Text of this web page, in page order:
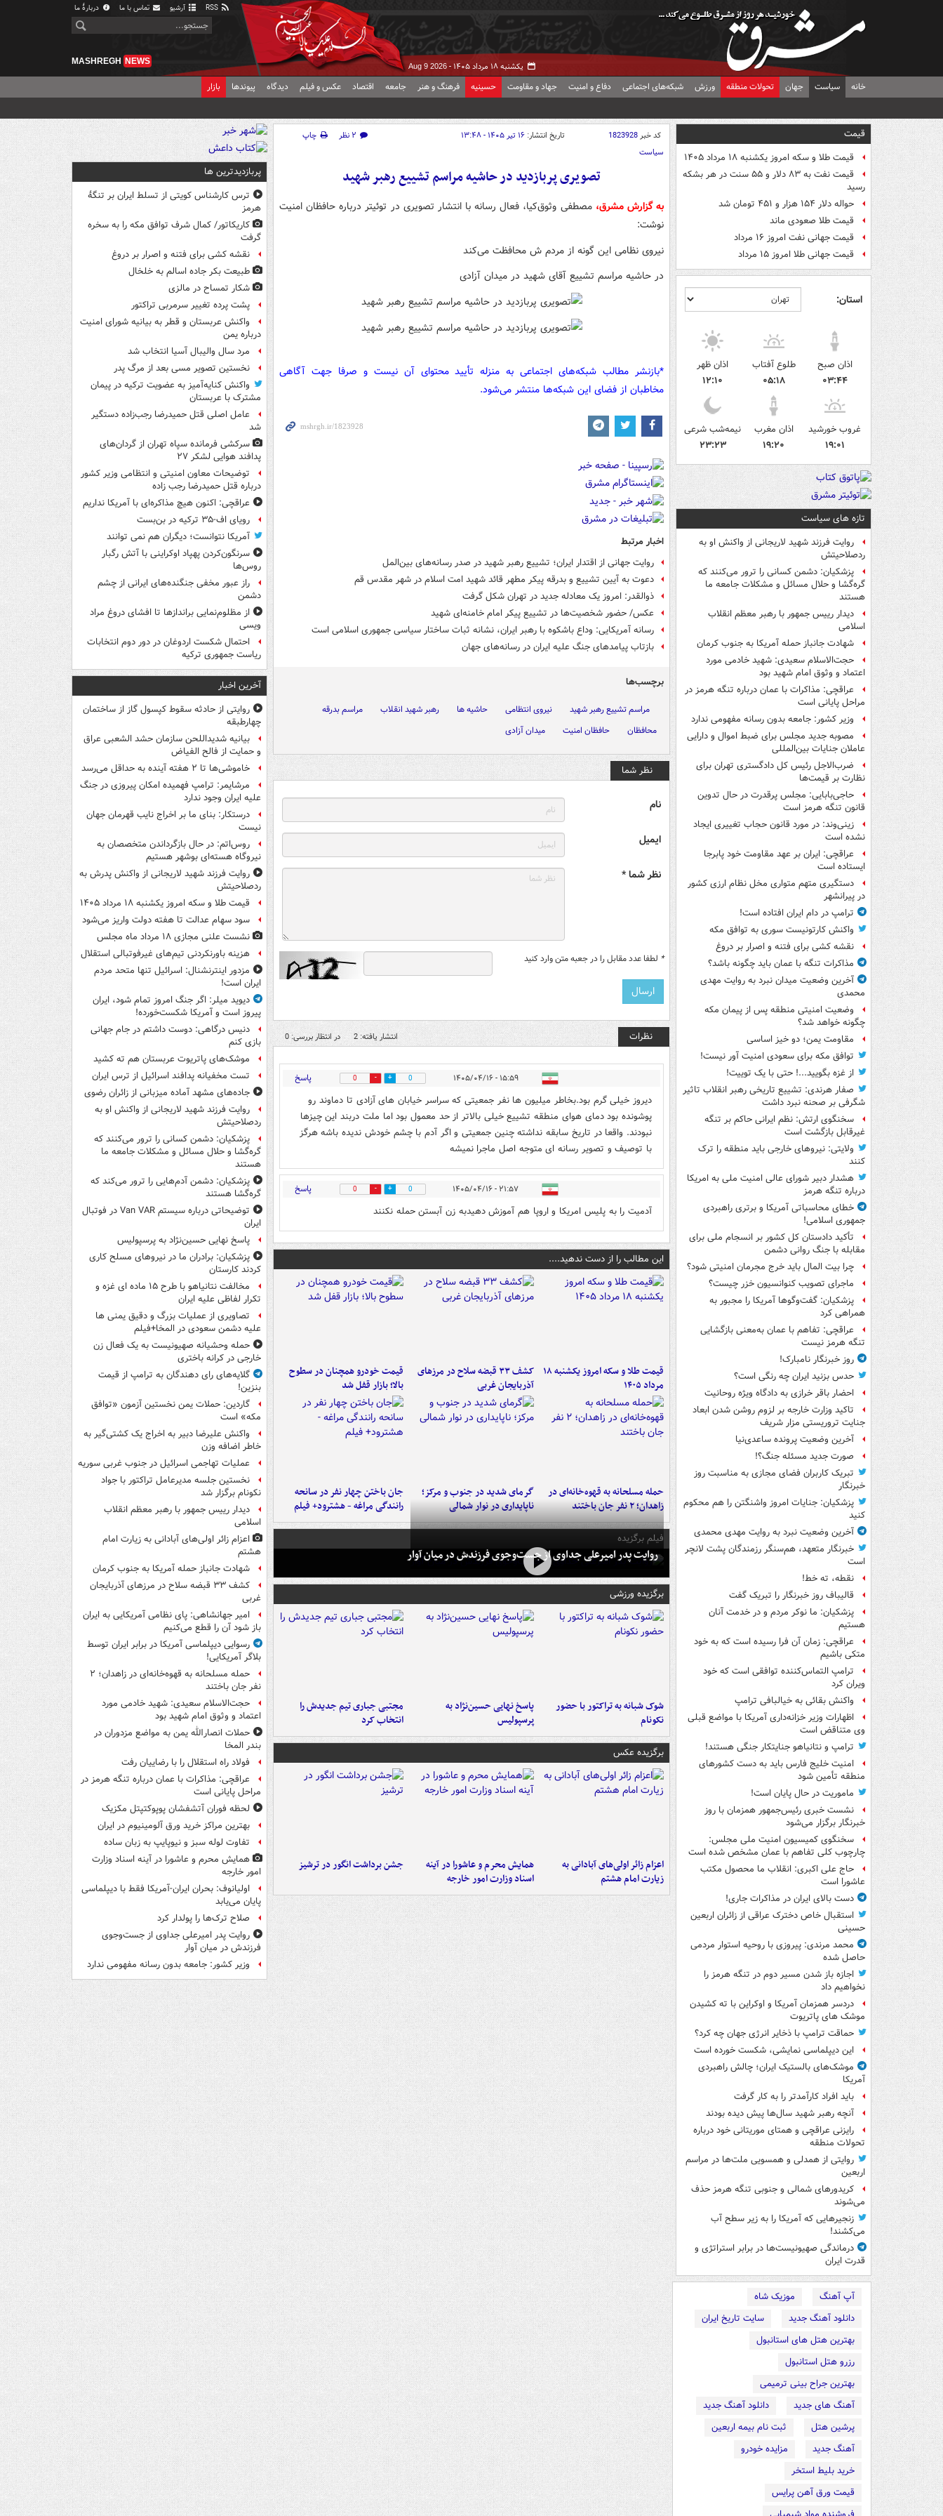
آرشیو تماس با ما دربارهٔ ما
یکشنبه ۱۸ مرداد ۱۴۰۵ - Aug 9 2026
MASHREGH NEWS
خانه سیاست جهان تحولات منطقه ورزش شبکه‌های اجتماعی دفاع و امنیت جهاد و مقاومت حسینیه فرهنگ و هنر جامعه اقتصاد عکس و فیلم دیدگاه پیوندها بازار
قیمت
قیمت طلا و سکه امروز یکشنبه ۱۸ مرداد ۱۴۰۵
قیمت نفت به ۸۳ دلار و ۵۵ سنت در هر بشکه
رسید
حواله دلار ۱۵۴ هزار و ۴۵۱ تومان شد
قیمت طلا صعودی ماند
قیمت جهانی نفت امروز ۱۶ مرداد
قیمت جهانی طلا امروز ۱۵ مرداد
استان:
اذان صبح
۰۳:۴۴
طلوع آفتاب
۰۵:۱۸
اذان ظهر
۱۲:۱۰
غروب خورشید
۱۹:۰۱
اذان مغرب
۱۹:۲۰
نیمه‌شب شرعی
۲۳:۲۳
تازه های سیاست
روایت فرزند شهید لاریجانی از واکنش او به
ردصلاحیتش
پزشکیان: دشمن کسانی را ترور می‌کنند که
گره‌گشا و حلال مسائل و مشکلات جامعه ما
هستند
دیدار رییس جمهور با رهبر معظم انقلاب
اسلامی
شهادت جانباز حمله آمریکا به جنوب کرمان
حجت‌الاسلام سعیدی: شهید خادمی مورد
اعتماد و وثوق امام شهید بود
عراقچی: مذاکرات با عمان درباره تنگه هرمز در
مراحل پایانی است
وزیر کشور: جامعه بدون رسانه مفهومی ندارد
مصوبه جدید مجلس برای ضبط اموال و دارایی
عاملان جنایات بین‌المللی
ضرب‌الاجل رئیس کل دادگستری تهران برای
نظارت بر قیمت‌ها
حاجی‌بابایی: مجلس پرقدرت در حال تدوین
قانون تنگه هرمز است
زینی‌وند: در مورد قانون حجاب تغییری ایجاد
نشده است
عراقچی: ایران بر عهد مقاومت خود پابرجا
ایستاده است
دستگیری متهم متواری مخل نظام ارزی کشور
در پیرانشهر
ترامپ در دام ایران افتاده است!
واکنش کارتونیست سوری به توافق مکه
نقشه کشی برای فتنه و اصرار بر دروغ
مذاکرات تنگه با عمان باید چگونه باشد؟
آخرین وضعیت میدان نبرد به روایت مهدی
محمدی
وضعیت امنیتی منطقه پس از پیمان مکه
چگونه خواهد شد؟
مقاومت یمن؛ دو خیز اساسی
توافق مکه برای سعودی امنیت آور نیست!
از غزه بگویید...! حتی با یک توییت!
صفار هرندی: تشییع تاریخی رهبر انقلاب تاثیر
شگرفی بر صحنه نبرد داشت
سخنگوی ارتش: نظم ایرانی حاکم بر تنگه
غیرقابل بازگشت است
ولایتی: نیروهای خارجی باید منطقه را ترک
کنند
هشدار دبیر شورای عالی امنیت ملی به امریکا
درباره تنگه هرمز
خطای محاسباتی آمریکا و برتری راهبردی
جمهوری اسلامی!
تأکید دادستان کل کشور بر انسجام ملی برای
مقابله با جنگ روانی دشمن
چرا بیت المال باید خرج مجرمان امنیتی شود؟
ماجرای تصویب کنوانسیون خزر چیست؟
پزشکیان: گفت‌وگوها آمریکا را مجبور به
همراهی کرد
عراقچی: تفاهم با عمان به‌معنی بازگشایی
تنگه هرمز نیست
روز خبرنگار نامبارک!
حدس بزنید ایران چه رنگی است؟
احضار باقر خرازی به دادگاه ویژه روحانیت
تاکید وزارت خارجه بر لزوم روشن شدن ابعاد
جنایت تروریستی مزار شریف
آخرین وضعیت پرونده ساعدی‌نیا
صورت جدید مسئله جنگ؟!
تبریک کاربران فضای مجازی به مناسبت روز
خبرنگار
پزشکیان: جنایات امروز واشنگتن را هم محکوم
کنید
آخرین وضعیت نبرد به روایت مهدی محمدی
خبرنگار متعهد، هم‌سنگر رزمندگان پشت لانچر
است
نقطه، ته خط!
قالیباف روز خبرنگار را تبریک گفت
پزشکیان: ما نوکر مردم و در خدمت آنان
هستیم
عراقچی: زمان آن فرا رسیده است که به خود
متکی باشیم
ترامپ التماس‌کننده توافقی است که خود
ویران کرد
واکنش بقائی به خیالبافی ترامپ
اظهارات وزیر خزانه‌داری آمریکا با مواضع قبلی
وی متناقض است
ترامپ و نتانیاهو جنایتکار جنگی هستند!
امنیت خلیج فارس باید به دست کشورهای
منطقه تأمین شود
ماموریت در حال پایان است!
نشست خبری رئیس‌جمهور همزمان با روز
خبرنگار برگزار می‌شود
سخنگوی کمیسیون امنیت ملی مجلس:
چارچوب کلی تفاهم با عمان مشخص شده است
حاج علی اکبری: انقلاب ما محصول مکتب
عاشورا است
دست بالای ایران در مذاکرات جاری!
استقبال خاص دخترک عراقی از زائران اربعین
حسینی
محمد مرندی: پیروزی با روحیه استوار مردمی
حاصل شده
اجازه باز شدن مسیر دوم در تنگه هرمز را
نخواهیم داد
دردسر همزمان آمریکا و اوکراین با ته کشیدن
موشک های پاتریوت
حماقت ترامپ با ذخایر انرژی جهان چه کرد؟
این دیپلماسی نمایشی، شکست خورده است
موشک‌های بالستیک ایران؛ چالش راهبردی
آمریکا
باید افراد کارآمدتر را به کار گرفت
آنچه رهبر شهید سال‌ها پیش دیده بودند
رایزنی عراقچی و همتای موریتانی خود درباره
تحولات منطقه
روایتی از همدلی و همسویی ملت‌ها در مراسم
اربعین
کریدورهای شمالی و جنوبی تنگه هرمز حذف
می‌شوند
زنجیرهایی که آمریکا را به زیر سطح آب
می‌کشند!
درماندگی صهیونیست‌ها در برابر استراتژی و
قدرت ایران
آپ آهنگ
موزیک شاه
دانلود آهنگ جدید
سایت تاریخ ایران
بهترین هتل های استانبول
رزرو هتل استانبول
بهترین جراح بینی ترمیمی
آهنگ های جدید
دانلود آهنگ جدید
پرشین هتل
ثبت نام بیمه اربعین
آهنگ جدید
مزایده خودرو
خرید بلیط استخر
قیمت ورق آهن پرایس
کد خبر1823928 تاریخ انتشار: ۱۶ تیر ۱۴۰۵ - ۱۳:۴۸ ۲ نظر
چاپ
سیاست
تصویری پربازدید در حاشیه مراسم تشییع رهبر شهید
به گزارش مشرق، مصطفی وثوق‌کیا، فعال رسانه با انتشار تصویری در توئیتر درباره حافظان امنیت
نوشت:
نیروی نظامی این گونه از مردم ش محافظت می‌کند
در حاشیه مراسم تشییع آقای شهید در میدان آزادی
*بازنشر مطالب شبکه‌های اجتماعی به منزله تأیید محتوای آن نیست و صرفا جهت آگاهی
مخاطبان از فضای این شبکه‌ها منتشر می‌شود.
اخبار مرتبط
روایت جهانی از اقتدار ایران؛ تشییع رهبر شهید در صدر رسانه‌های بین‌المل
دعوت به آیین تشییع و بدرقه پیکر مطهر قائد شهید امت اسلام در شهر مقدس قم
ذوالقدر: امروز یک معادله جدید در تهران شکل گرفت
عکس/ حضور شخصیت‌ها در تشییع پیکر امام خامنه‌ای شهید
رسانه آمریکایی: وداع باشکوه با رهبر ایران، نشانه ثبات ساختار سیاسی جمهوری اسلامی است
بازتاب پیامدهای جنگ علیه ایران در رسانه‌های جهان
برچسب‌ها
مراسم تشییع رهبر شهید نیروی انتظامی حاشیه ها رهبر شهید انقلاب
مراسم بدرقه
محافظان
حافظان امنیت میدان آزادی
نظر شما
نام
ایمیل
نظر شما *
* لطفا عدد مقابل را در جعبه متن وارد کنید
نظرات انتشار یافته: 2 در انتظار بررسی: 0
۱۵:۵۹ - ۱۴۰۵/۰۴/۱۶ 0
0 پاسخ
دیروز خیلی گرم بود.بخاطر میلیون ها نفر جمعیتی که سراسر خیابان های آزادی تا دماوند رو
پوشونده بود دمای هوای منطقه تشییع خیلی بالاتر از حد معمول بود اما ملت دربند این چیزها
نبودند. واقعا در تاریخ سابقه نداشته چنین جمعیتی و اگر آدم با چشم خودش ندیده باشه هرگز
با توصیف و تصویر رسانه ای متوجه اصل ماجرا نمیشه
۲۱:۵۷ - ۱۴۰۵/۰۴/۱۶ 0
0 پاسخ
آدمیت را به پلیس امریکا و اروپا هم آموزش دهیدبه زن آبستن حمله نکنند
این مطالب را از دست ندهید....
قیمت طلا و سکه امروز یکشنبه ۱۸
مرداد ۱۴۰۵
کشف ۳۳ قبضه سلاح در مرزهای
آذربایجان غربی
قیمت خودرو همچنان در سطوح
بالا؛ بازار قفل شد
حمله مسلحانه به قهوه‌خانه‌ای در
زاهدان؛ ۲ نفر جان باختند
گرمای شدید در جنوب و مرکز؛
ناپایداری در نوار شمالی
جان باختن چهار نفر در سانحه
رانندگی مراغه - هشترود+ فیلم
فیلم برگزیده
روایت پدر امیرعلی جداوی از جست‌وجوی فرزندش در میان آوار
برگزیده ورزشی
شوک شبانه به تراکتور با حضور
نکونام
پاسخ نهایی حسین‌نژاد به
پرسپولیس
مجتبی جباری تیم جدیدش را
انتخاب کرد
برگزیده عکس
اعزام زائر اولی‌های آبادانی به
زیارت امام هشتم
همایش محرم و عاشورا در آینه
اسناد وزارت امور خارجه
جشن برداشت انگور در ترشیز
پربازدیدترین ها
ترس کارشناس کویتی از تسلط ایران بر تنگۀ
هرمز
کاریکاتور/ کمال شرف توافق مکه را به سخره
گرفت
نقشه کشی برای فتنه و اصرار بر دروغ
طبیعت بکر جاده اسالم به خلخال
شکار تمساح در مالزی
پشت پرده تغییر سرمربی تراکتور
واکنش عربستان و قطر به بیانیه شورای امنیت
درباره یمن
مرد سال والیبال آسیا انتخاب شد
نخستین تصویر مسی بعد از مرگ پدر
واکنش کنایه‌آمیز به عضویت ترکیه در پیمان
مشترک با عربستان
عامل اصلی قتل حمیدرضا رجب‌زاده دستگیر
شد
سرکشی فرمانده سپاه تهران از گردان‌های
پدافند هوایی لشکر ۲۷
توضیحات معاون امنیتی و انتظامی وزیر کشور
درباره قتل حمیدرضا رجب زاده
عراقچی: اکنون هیچ مذاکره‌ای با آمریکا نداریم
رویای اف-۳۵ ترکیه در بن‌بست
آمریکا نتوانست؛ دیگران هم نمی توانند
سرنگون‌کردن پهپاد اوکراینی با آتش رگبار
روس‌ها
راز عبور مخفی جنگنده‌های ایرانی از چشم
دشمن
از مظلوم‌نمایی براندازها تا افشای دروغ مراد
ویسی
احتمال شکست اردوغان در دور دوم انتخابات
ریاست جمهوری ترکیه
آخرین اخبار
روایتی از حادثه سقوط کپسول گاز از ساختمان
چهارطبقه
بیانیه شدیداللحن سازمان حشد الشعبی عراق
و حمایت از فالح الفیاض
خاموشی‌ها تا ۲ هفته آینده به حداقل می‌رسد
مرشایمر: ترامپ فهمیده امکان پیروزی در جنگ
علیه ایران وجود ندارد
درستکار: بنای ما بر اخراج نایب قهرمان جهان
نیست
روس‌اتم: در حال بازگرداندن متخصصان به
نیروگاه هسته‌ای بوشهر هستیم
روایت فرزند شهید لاریجانی از واکنش پدرش به
ردصلاحیتش
قیمت طلا و سکه امروز یکشنبه ۱۸ مرداد ۱۴۰۵
سود سهام عدالت تا هفته دولت واریز می‌شود
نشست علنی مجازی ۱۸ مرداد ماه مجلس
هزینه باورنکردنی تیم‌های غیرفوتبالی استقلال
مزدور اینترنشنال: اسرائیل تنها متحد مردم
ایران است!
دیوید میلر: اگر جنگ امروز تمام شود، ایران
پیروز است و آمریکا شکست‌خورده!
دنیس درگاهی: دوست داشتم در جام جهانی
بازی کنم
موشک‌های پاتریوت عربستان هم ته‌ کشید
تست مخفیانه پدافند اسرائیل از ترس ایران
جاده‌های مشهد آماده میزبانی از زائران رضوی
روایت فرزند شهید لاریجانی از واکنش او به
ردصلاحیتش
پزشکیان: دشمن کسانی را ترور می‌کنند که
گره‌گشا و حلال مسائل و مشکلات جامعه ما
هستند
پزشکیان: دشمن آدم‌هایی را ترور می‌کند که
گره‌گشا هستند
توضیحاتی درباره سیستم Van VAR در فوتبال
ایران
پاسخ نهایی حسین‌نژاد به پرسپولیس
پزشکیان: برادران ما در نیروهای مسلح کاری
کردند کارستان
مخالفت نتانیاهو با طرح ۱۵ ماده ای غزه و
تکرار لفاظی علیه ایران
تصاویری از عملیات بزرگ و دقیق یمنی ها
علیه دشمن سعودی در المخا+فیلم
حمله وحشیانه صهیونیست به یک فعال زن
خارجی در کرانه باختری
گلایه‌های رای دهندگان به ترامپ از قیمت
بنزین!
گاردین: حملات یمن نخستین آزمون «توافق
مکه» است
واکنش علیرضا دبیر به اخراج یک کشتی‌گیر به
خاطر اضافه وزن
عملیات تهاجمی اسرائیل در جنوب غربی سوریه
نخستین جلسه مدیرعامل تراکتور با جواد
نکونام برگزار شد
دیدار رییس جمهور با رهبر معظم انقلاب
اسلامی
اعزام زائر اولی‌های آبادانی به زیارت امام
هشتم
شهادت جانباز حمله آمریکا به جنوب کرمان
کشف ۳۳ قبضه سلاح در مرزهای آذربایجان
غربی
امیر جهانشاهی: پای نظامی آمریکایی به ایران
باز شود آن را قطع می‌کنیم
رسوایی دیپلماسی آمریکا در برابر ایران توسط
بلاگر آمریکایی!
حمله مسلحانه به قهوه‌خانه‌ای در زاهدان؛ ۲
نفر جان باختند
حجت‌الاسلام سعیدی: شهید خادمی مورد
اعتماد و وثوق امام شهید بود
حملات انصارالله یمن به مواضع مزدوران در
بندر المخا
فولاد راه استقلال را با رضاییان رفت
عراقچی: مذاکرات با عمان درباره تنگه هرمز در
مراحل پایانی است
لحظه فوران آتشفشان پوپوکتپتل مکزیک
بهترین مراکز خرید ورق آلومینیوم در ایران
تفاوت لوله سبز و نیوپایپ به زبان ساده
همایش محرم و عاشورا در آینه اسناد وزارت
امور خارجه
اولیانوف: بحران ایران-آمریکا فقط با دیپلماسی
پایان می‌یابد
صلاح ترک‌ها را پولدار کرد
روایت پدر امیرعلی جداوی از جست‌وجوی
فرزندش در میان آوار
وزیر کشور: جامعه بدون رسانه مفهومی ندارد